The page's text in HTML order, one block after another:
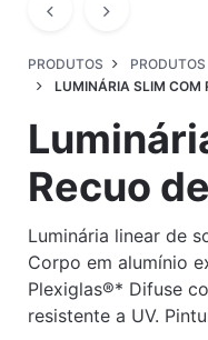
PRODUTOS PRODUTOS
LUMINÁRIA SLIM COM
Recuo
Luminária linear de
Corpo em alumínio
Plexiglas®* Difuse
resistente a UV.